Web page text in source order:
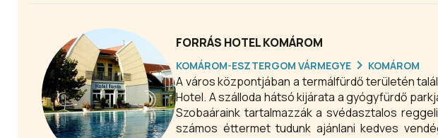
FORRÁS HOTEL KOMÁROM
KOMÁROM-ESZTERGOM VÁRMEGYE KOMÁROM
A város központjában a termálfürdő területén
Hotel. A szálloda hátsó kijárata a gyógyfürdő
Szobaáraink tartalmazzák a svédasztalos
számos éttermet tudunk ajánlani kedves